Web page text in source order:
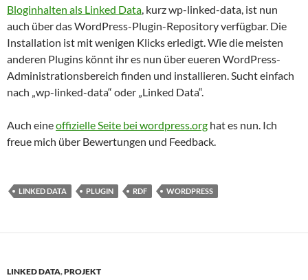
Bloginhalten als Linked Data, kurz wp-linked-data, ist nun
auch über das WordPress-Plugin-Repository verfügbar. Die
Installation ist mit wenigen Klicks erledigt. Wie die meisten
anderen Plugins könnt ihr es nun über eueren WordPress-
Administrationsbereich finden und installieren. Sucht einfach
nach „wp-linked-data“ oder „Linked Data“.
Auch eineoffizielle Seite bei wordpress.org hat es nun. Ich
freue mich über Bewertungen und Feedback.
LINKED DATA PLUGIN RDF WORDPRESS
LINKED DATA,PROJEKT